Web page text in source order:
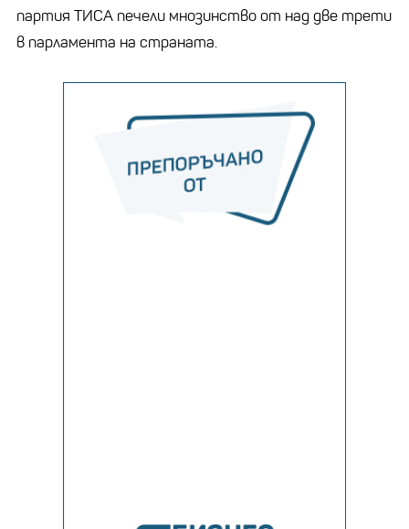
партия ТИСА печели мнозинство от над две трети
в парламента на страната.